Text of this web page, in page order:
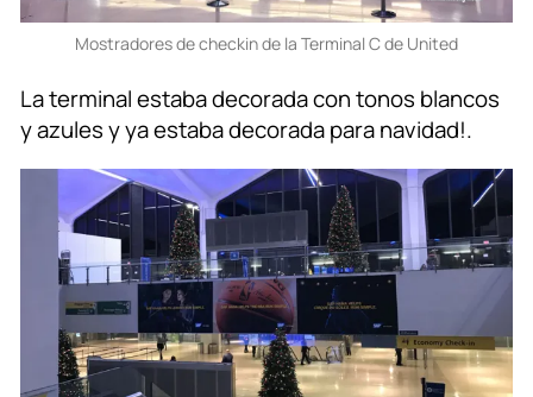
Mostradores de checkin de la Terminal C de United
La terminal estaba decorada con tonos blancos
y azules y ya estaba decorada para navidad!.